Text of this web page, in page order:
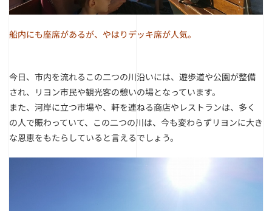
船内にも座席があるが、やはりデッキ席が人気。
今日、市内を流れるこの二つの川沿いには、遊歩道や公園が整備
され、リヨン市民や観光客の憩いの場となっています。
また、河岸に立つ市場や、軒を連ねる商店やレストランは、多く
の人で賑わっていて、この二つの川は、今も変わらずリヨンに大き
な恩恵をもたらしていると言えるでしょう。